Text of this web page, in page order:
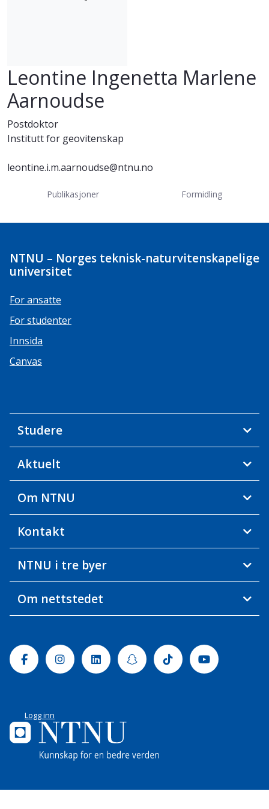
Leontine Ingenetta Marlene
Aarnoudse
Postdoktor
Institutt for geovitenskap
leontine.i.m.aarnoudse@ntnu.no
Publikasjoner Formidling
NTNU – Norges teknisk-naturvitenskapelige
universitet
For ansatte
For studenter
Innsida
Canvas
Studere
Aktuelt
Om NTNU
Kontakt
NTNU i tre byer
Om nettstedet
FacebookInstagramLinkedinSnapchatTiktok Youtube
Logg inn